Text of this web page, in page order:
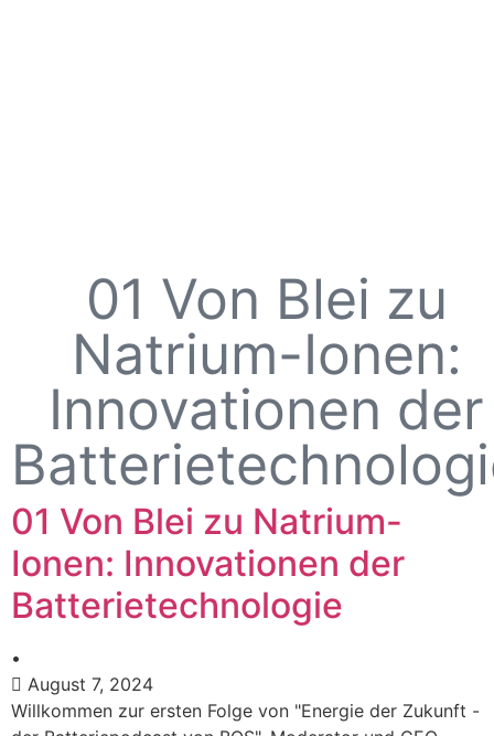
01 Von Blei zu
Natrium-Ionen:
Innovationen der
01 Von Blei zu Natrium-
Ionen: Innovationen der
Batterietechnologie
•
August 7, 2024
Willkommen zur ersten Folge von "Energie der Zukunft -